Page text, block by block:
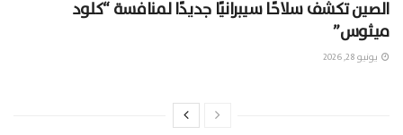
الصين تكشف سلاحًا سيبرانيًا جديدًا لمنافسة “كلود
ميثوس”
يونيو 28, 2026